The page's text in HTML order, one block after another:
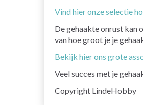
Vind hier onze selectie
De gehaakte onrust kan
van hoe groot je je
Bekijk hier ons grote
Veel succes met je
Copyright LindeHobby